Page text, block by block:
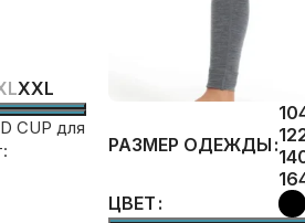
XXL
CUP для
РАЗМЕР ОДЕЖДЫ
ЦВЕТ